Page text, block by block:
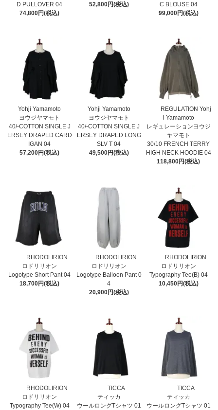
D PULLOVER 04
74,800円(税込)
52,800円(税込)
C BLOUSE 04
99,000円(税込)
Yohji Yamamoto
ヨウジヤマモト
40/-COTTON SINGLE J
ERSEY DRAPED CARD
IGAN 04
57,200円(税込)
Yohji Yamamoto
ヨウジヤマモト
40/-COTTON SINGLE J
ERSEY DRAPED LONG
SLV T 04
49,500円(税込)
REGULATION Yohj
i Yamamoto
レギュレーションヨウジ
ヤマモト
30/10 FRENCH TERRY
HIGH NECK HOODIE 04
118,800円(税込)
RHODOLIRION
ロドリリオン
Logotype Short Pant 04
18,700円(税込)
RHODOLIRION
ロドリリオン
Logotype Balloon Pant 0
4
20,900円(税込)
RHODOLIRION
ロドリリオン
Typography Tee(B) 04
10,450円(税込)
RHODOLIRION
ロドリリオン
Typography Tee(W) 04
TICCA
ティッカ
ウールロングTシャツ 01
TICCA
ティッカ
ウールロングTシャツ 01